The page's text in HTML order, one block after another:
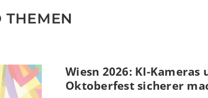
THEMEN
Wiesn 2026: KI-Kameras
Oktoberfest sicherer